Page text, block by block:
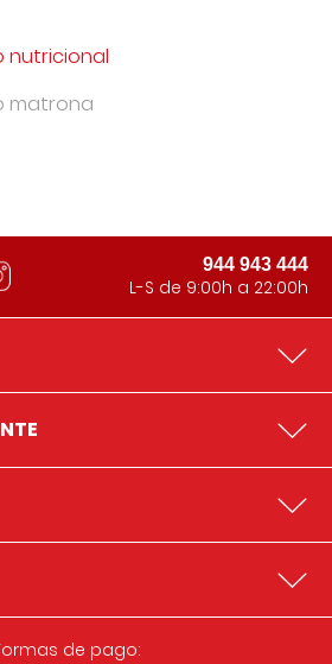
nutricional
matrona
944 943 444
L-S de 9:00h a 22:00h
de pago: